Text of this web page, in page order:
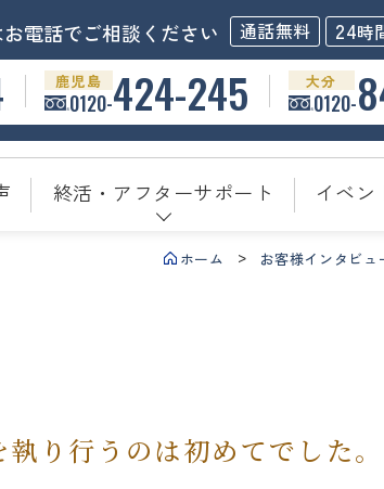
電話でご相談ください 通話無料 24時
鹿児島
0120-424-245 大分
0120-
終活・アフターサポート イベン
ホーム お客様インタビュ
り行うのは初めてでした。